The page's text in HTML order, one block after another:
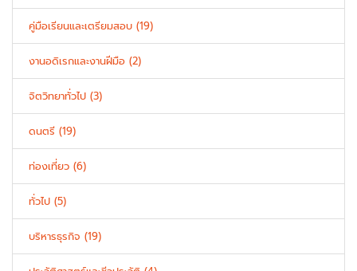
คู่มือเรียนและเตรียมสอบ (19)
งานอดิเรกและงานฝีมือ (2)
จิตวิทยาทั่วไป (3)
ดนตรี (19)
ท่องเที่ยว (6)
ทั่วไป (5)
บริหารธุรกิจ (19)